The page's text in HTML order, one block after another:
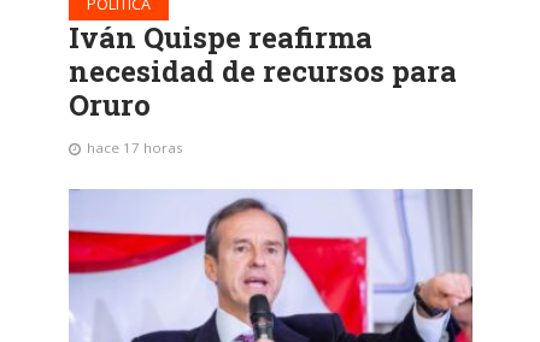
POLÍTICA
Iván Quispe reafirma
necesidad de recursos para
Oruro
hace 17 horas